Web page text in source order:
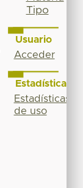
Tipo
Usuario
Acceder
Estadísticas
Estadísticas
de uso